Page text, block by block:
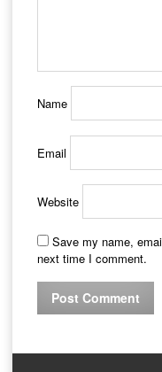
Name
Email
Website
Save my name,
next time I comment.